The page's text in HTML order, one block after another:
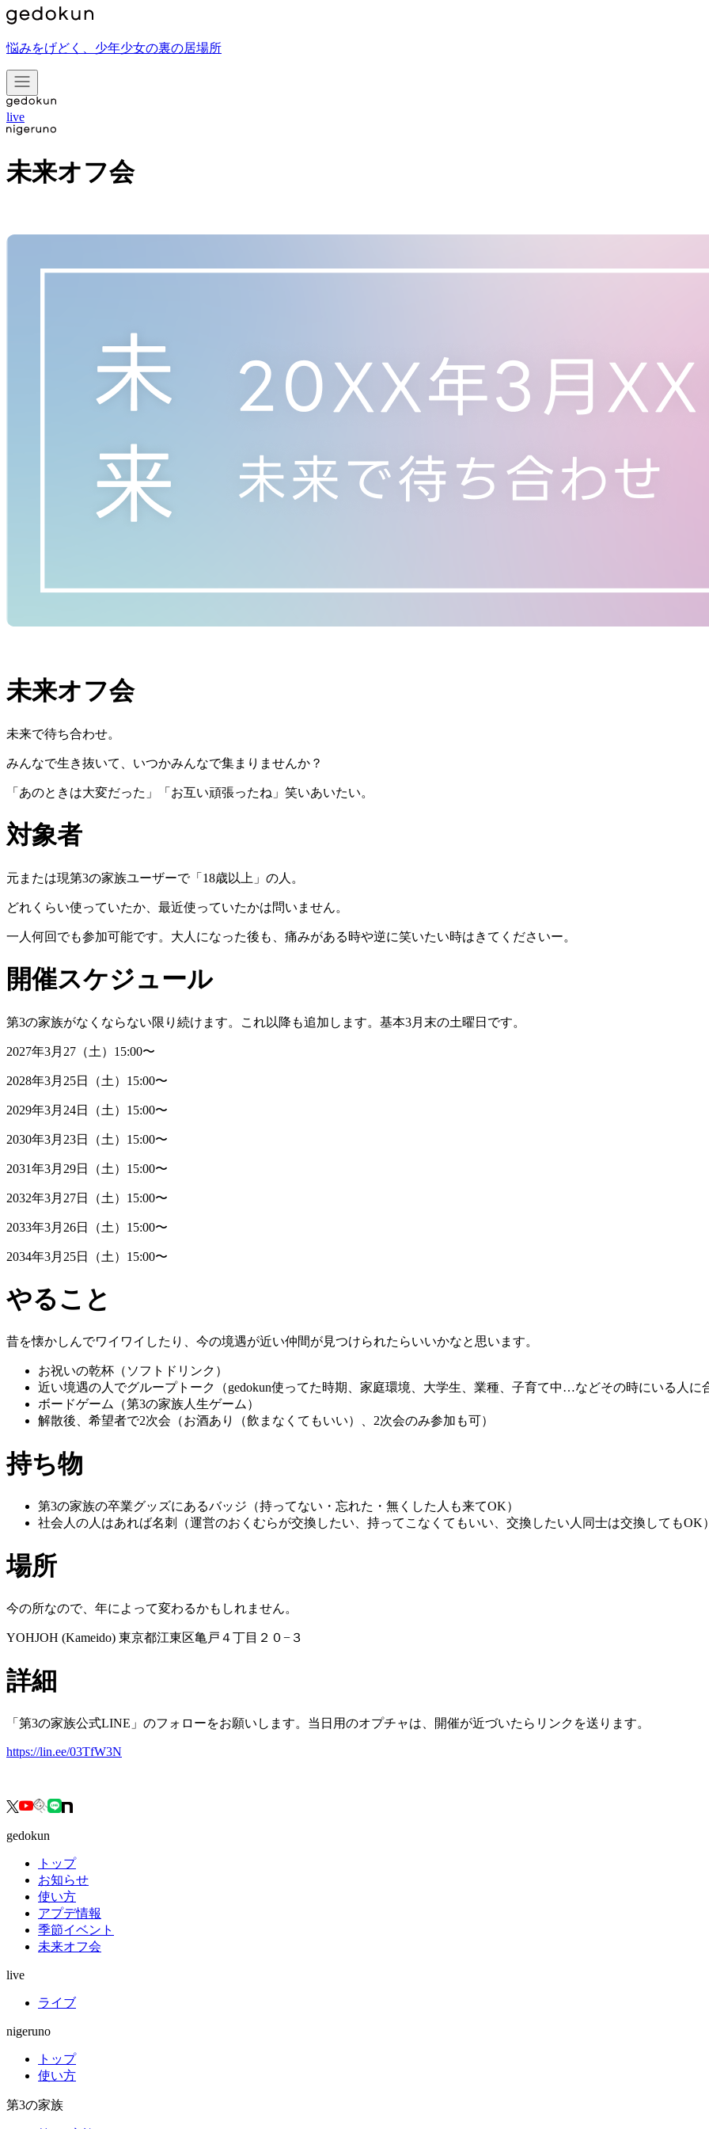
悩みをげどく、少年少女の裏の居場所
live
未来オフ会
未来オフ会
未来で待ち合わせ。
みんなで生き抜いて、いつかみんなで集まりませんか？
「あのときは大変だった」「お互い頑張ったね」笑いあいたい。
対象者
元または現第3の家族ユーザーで「18歳以上」の人。
どれくらい使っていたか、最近使っていたかは問いません。
一人何回でも参加可能です。大人になった後も、痛みがある時や逆に笑いたい時はきてくださいー。
開催スケジュール
第3の家族がなくならない限り続けます。これ以降も追加します。基本3月末の土曜日です。
2027年3月27（土）15:00〜
2028年3月25日（土）15:00〜
2029年3月24日（土）15:00〜
2030年3月23日（土）15:00〜
2031年3月29日（土）15:00〜
2032年3月27日（土）15:00〜
2033年3月26日（土）15:00〜
2034年3月25日（土）15:00〜
やること
昔を懐かしんでワイワイしたり、今の境遇が近い仲間が見つけられたらいいかなと思います。
お祝いの乾杯（ソフトドリンク）
近い境遇の人でグループトーク（gedokun使ってた時期、家庭環境、大学生、業種、子育て中…などその時にいる人に
ボードゲーム（第3の家族人生ゲーム）
解散後、希望者で2次会（お酒あり（飲まなくてもいい）、2次会のみ参加も可）
持ち物
第3の家族の卒業グッズにあるバッジ（持ってない・忘れた・無くした人も来てOK）
社会人の人はあれば名刺（運営のおくむらが交換したい、持ってこなくてもいい、交換したい人同士は交換してもOK）
場所
今の所なので、年によって変わるかもしれません。
YOHJOH (Kameido) 東京都江東区亀戸４丁目２０−３
詳細
「第3の家族公式LINE」のフォローをお願いします。当日用のオプチャは、開催が近づいたらリンクを送ります。
https://lin.ee/03TfW3N
gedokun
トップ
お知らせ
使い方
アプデ情報
季節イベント
未来オフ会
live
ライブ
nigeruno
トップ
使い方
第3の家族